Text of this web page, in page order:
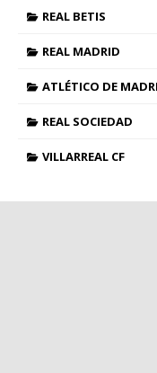
REAL BETIS
REAL MADRID
ATLÉTICO DE
REAL SOCIEDAD
VILLARREAL CF